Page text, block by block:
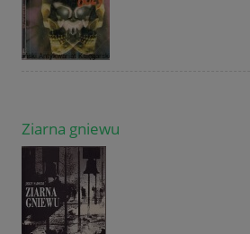
Ziarna gniewu